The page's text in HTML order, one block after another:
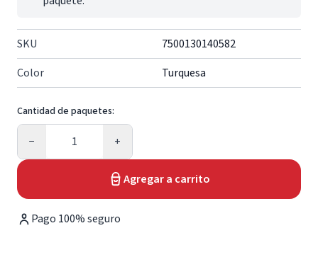
SKU
7500130140582
Color
Turquesa
Cantidad de paquetes:
−
Cantidad
+
Agregar a carrito
Pago 100% seguro